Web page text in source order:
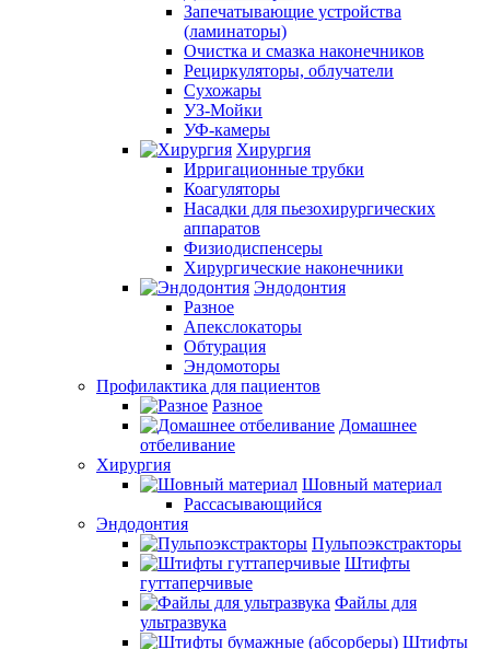
Запечатывающие устройства
(ламинаторы)
Очистка и смазка наконечников
Рециркуляторы, облучатели
Сухожары
УЗ-Мойки
УФ-камеры
Хирургия
Ирригационные трубки
Коагуляторы
Насадки для пьезохирургических
аппаратов
Физиодиспенсеры
Хирургические наконечники
Эндодонтия
Разное
Апекслокаторы
Обтурация
Эндомоторы
Профилактика для пациентов
Разное
Домашнее
отбеливание
Хирургия
Шовный материал
Рассасывающийся
Эндодонтия
Пульпоэкстракторы
Штифты
гуттаперчивые
Файлы для
ультразвука
Штифты